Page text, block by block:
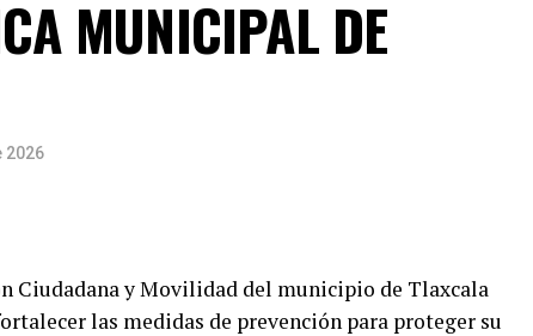
MUNICIPAL DE
2026
Ciudadana y Movilidad del municipio de Tlaxcala
las medidas de prevención para proteger su